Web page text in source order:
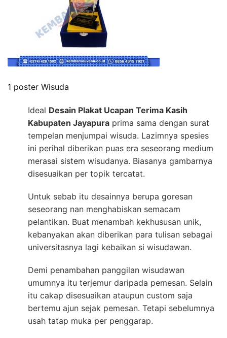
1 poster Wisuda
Ideal Desain Plakat Ucapan Terima Kasih
Kabupaten Jayapura prima sama dengan surat
tempelan menjumpai wisuda. Lazimnya spesies
ini perihal diberikan puas era seseorang medium
merasai sistem wisudanya. Biasanya gambarnya
disesuaikan per topik tercatat.
Untuk sebab itu desainnya berupa goresan
seseorang nan menghabiskan semacam
pelantikan. Buat menambah kekhususan unik,
kebanyakan akan diberikan para tulisan sebagai
universitasnya lagi kebaikan si wisudawan.
Demi penambahan panggilan wisudawan
umumnya itu terjemur daripada pemesan. Selain
itu cakap disesuaikan ataupun custom saja
bertemu ajun sejak pemesan. Tetapi sebelumnya
usah tatap muka per penggarap.